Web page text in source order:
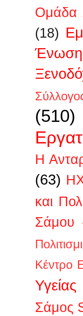
Ομάδα
(18)
(510)
Η
(63)
και
Σάμου
Κέντρο
Σάμος